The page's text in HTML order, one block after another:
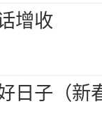
增收
日子（新